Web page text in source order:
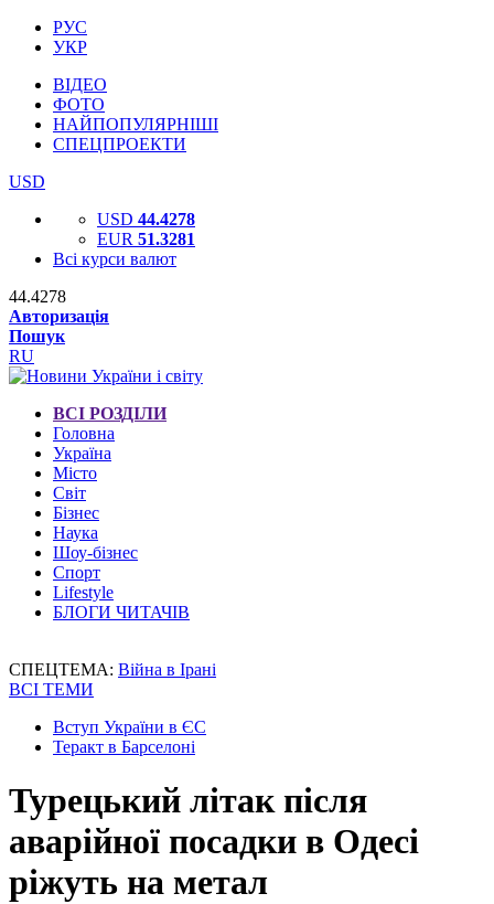
РУС
УКР
ВІДЕО
ФОТО
НАЙПОПУЛЯРНІШІ
СПЕЦПРОЕКТИ
USD
USD 44.4278
EUR 51.3281
Всі курси валют
44.4278
Авторизація
Пошук
RU
ВСІ РОЗДІЛИ
Головна
Україна
Місто
Світ
Бізнес
Наука
Шоу-бізнес
Спорт
Lifestyle
БЛОГИ ЧИТАЧІВ
СПЕЦТЕМА: Війна в Ірані
ВСІ ТЕМИ
Вступ України в ЄС
Теракт в Барселоні
Турецький літак після
аварійної посадки в Одесі
ріжуть на метал